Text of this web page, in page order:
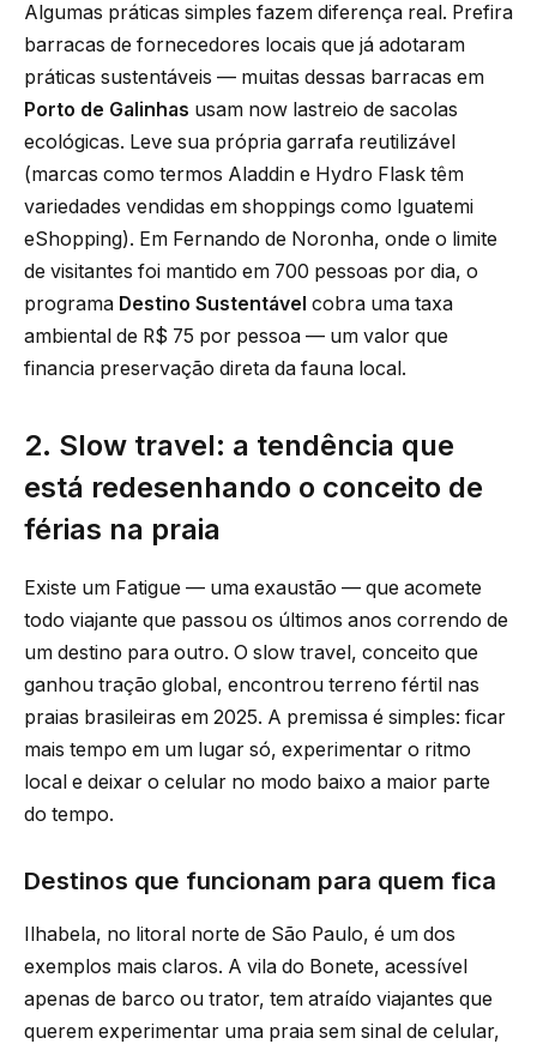
Algumas práticas simples fazem diferença real. Prefira
barracas de fornecedores locais que já adotaram
práticas sustentáveis — muitas dessas barracas em
Porto de Galinhas usam now lastreio de sacolas
ecológicas. Leve sua própria garrafa reutilizável
(marcas como termos Aladdin e Hydro Flask têm
variedades vendidas em shoppings como Iguatemi
eShopping). Em Fernando de Noronha, onde o limite
de visitantes foi mantido em 700 pessoas por dia, o
programa Destino Sustentável cobra uma taxa
ambiental de R$ 75 por pessoa — um valor que
financia preservação direta da fauna local.
2. Slow travel: a tendência que
está redesenhando o conceito de
férias na praia
Existe um Fatigue — uma exaustão — que acomete
todo viajante que passou os últimos anos correndo de
um destino para outro. O slow travel, conceito que
ganhou tração global, encontrou terreno fértil nas
praias brasileiras em 2025. A premissa é simples: ficar
mais tempo em um lugar só, experimentar o ritmo
local e deixar o celular no modo baixo a maior parte
do tempo.
Destinos que funcionam para quem fica
Ilhabela, no litoral norte de São Paulo, é um dos
exemplos mais claros. A vila do Bonete, acessível
apenas de barco ou trator, tem atraído viajantes que
querem experimentar uma praia sem sinal de celular,